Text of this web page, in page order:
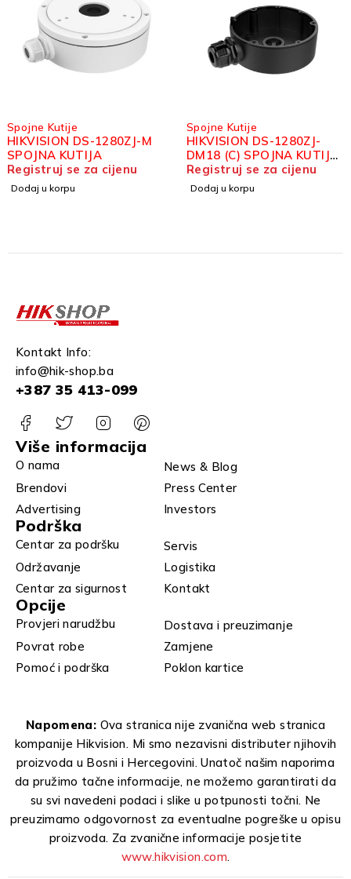
Spojne Kutije
HIKVISION DS-1280ZJ-M
SPOJNA KUTIJA
Registruj se za cijenu
Dodaj u korpu
Spojne Kutije
HIKVISION DS-1280ZJ-
DM18 (C) SPOJNA KUTIJA
CRNA
Registruj se za cijenu
Dodaj u korpu
Kontakt Info:
info@hik-shop.ba
+387 35 413-099
Više informacija
O nama
News & Blog
Brendovi
Press Center
Advertising
Investors
Podrška
Centar za podršku
Servis
Održavanje
Logistika
Centar za sigurnost
Kontakt
Opcije
Provjeri narudžbu
Dostava i preuzimanje
Povrat robe
Zamjene
Pomoć i podrška
Poklon kartice
Napomena: Ova stranica nije zvanična web stranica
kompanije Hikvision. Mi smo nezavisni distributer njihovih
proizvoda u Bosni i Hercegovini. Unatoč našim naporima
da pružimo tačne informacije, ne možemo garantirati da
su svi navedeni podaci i slike u potpunosti točni. Ne
preuzimamo odgovornost za eventualne pogreške u opisu
proizvoda. Za zvanične informacije posjetite
www.hikvision.com.